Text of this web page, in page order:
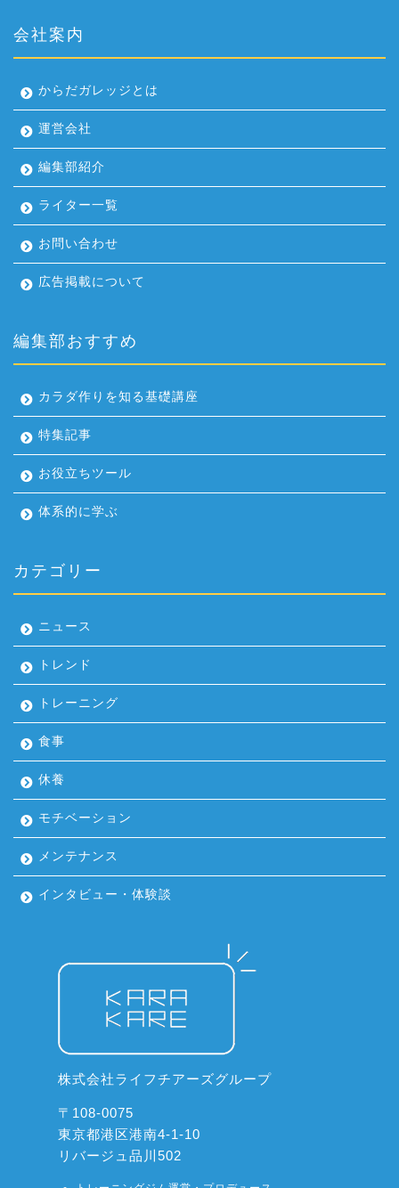
会社案内
からだガレッジとは
運営会社
編集部紹介
ライター一覧
お問い合わせ
広告掲載について
編集部おすすめ
カラダ作りを知る基礎講座
特集記事
お役立ちツール
体系的に学ぶ
カテゴリー
ニュース
トレンド
トレーニング
食事
休養
モチベーション
メンテナンス
インタビュー・体験談
株式会社ライフチアーズグループ
〒108-0075
東京都港区港南4-1-10
リバージュ品川502